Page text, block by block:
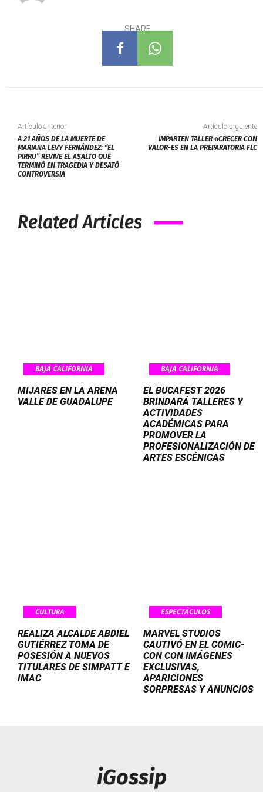
SHARE
Artículo anterior
A 21 AÑOS DE LA MUERTE DE
MARIANA LEVY FERNÁNDEZ: “EL
PIRRU” REVIVE EL ASALTO QUE
TERMINÓ EN TRAGEDIA Y DESATÓ
CONTROVERSIA
Artículo siguiente
IMPARTEN TALLER «CRECER CON
VALOR-ES EN LA PREPARATORIA FLC
Related Articles
BAJA CALIFORNIA
MIJARES EN LA ARENA
VALLE DE GUADALUPE
BAJA CALIFORNIA
EL BUCAFEST 2026
BRINDARÁ TALLERES Y
ACTIVIDADES
ACADÉMICAS PARA
PROMOVER LA
PROFESIONALIZACIÓN DE
ARTES ESCÉNICAS
CULTURA
REALIZA ALCALDE ABDIEL
GUTIÉRREZ TOMA DE
POSESIÓN A NUEVOS
TITULARES DE SIMPATT E
IMAC
ESPECTÁCULOS
MARVEL STUDIOS
CAUTIVÓ EN EL COMIC-
CON CON IMÁGENES
EXCLUSIVAS,
APARICIONES
SORPRESAS Y ANUNCIOS
iGossip